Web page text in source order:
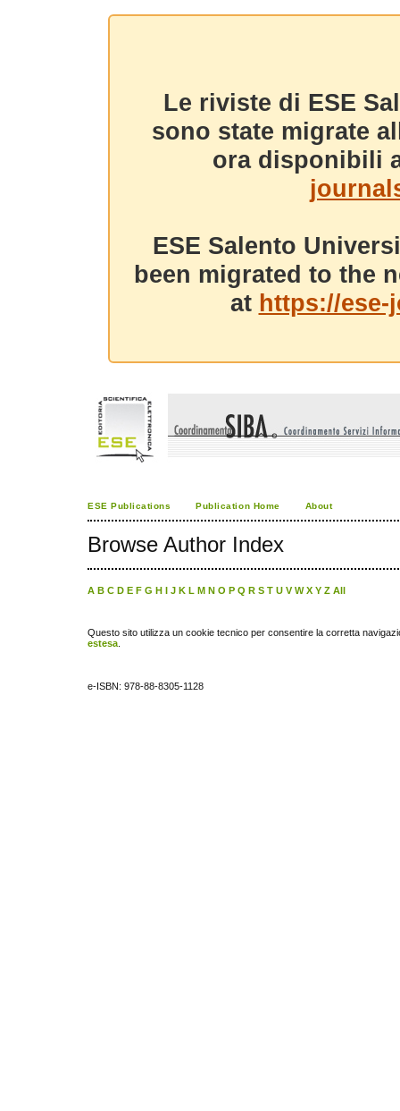
Le riviste di ESE
sono state migrate
ora disponibili
ESE Salento
been migrated to the
at https://
ESE Publications Publication Home About
Browse Author Index
A B C D E F G H I J K L M N O P Q R S T U V W X Y Z All
Questo sito utilizza un cookie tecnico per consentire la corretta
estesa
e-ISBN: 978-88-8305-1128